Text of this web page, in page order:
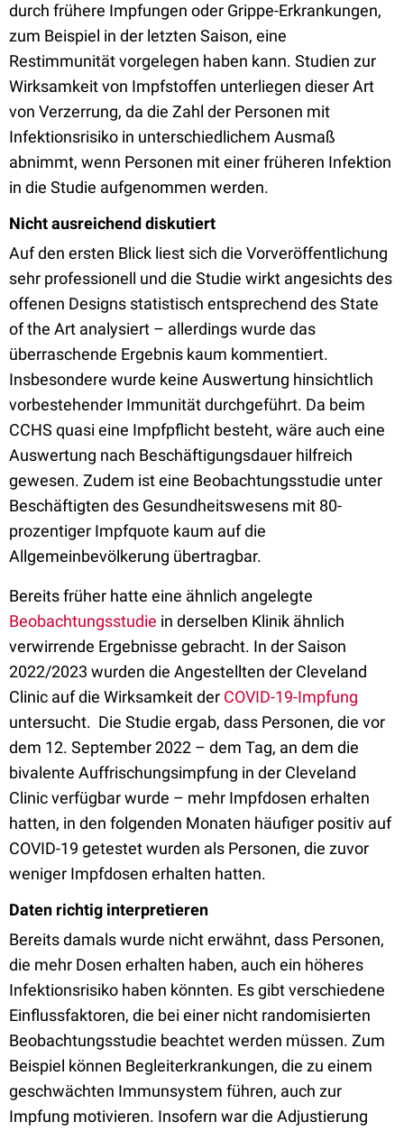
durch frühere Impfungen oder Grippe-Erkrankungen,
zum Beispiel in der letzten Saison, eine
Restimmunität vorgelegen haben kann. Studien zur
Wirksamkeit von Impfstoffen unterliegen dieser Art
von Verzerrung, da die Zahl der Personen mit
Infektionsrisiko in unterschiedlichem Ausmaß
abnimmt, wenn Personen mit einer früheren Infektion
in die Studie aufgenommen werden.
Nicht ausreichend diskutiert
Auf den ersten Blick liest sich die Vorveröffentlichung
sehr professionell und die Studie wirkt angesichts des
offenen Designs statistisch entsprechend des State
of the Art analysiert – allerdings wurde das
überraschende Ergebnis kaum kommentiert.
Insbesondere wurde keine Auswertung hinsichtlich
vorbestehender Immunität durchgeführt. Da beim
CCHS quasi eine Impfpflicht besteht, wäre auch eine
Auswertung nach Beschäftigungsdauer hilfreich
gewesen. Zudem ist eine Beobachtungsstudie unter
Beschäftigten des Gesundheitswesens mit 80-
prozentiger Impfquote kaum auf die
Allgemeinbevölkerung übertragbar.
Bereits früher hatte eine ähnlich angelegte
Beobachtungsstudie in derselben Klinik ähnlich
verwirrende Ergebnisse gebracht. In der Saison
2022/2023 wurden die Angestellten der Cleveland
Clinic auf die Wirksamkeit der COVID-19-Impfung
untersucht. Die Studie ergab, dass Personen, die vor
dem 12. September 2022 – dem Tag, an dem die
bivalente Auffrischungsimpfung in der Cleveland
Clinic verfügbar wurde – mehr Impfdosen erhalten
hatten, in den folgenden Monaten häufiger positiv auf
COVID-19 getestet wurden als Personen, die zuvor
weniger Impfdosen erhalten hatten.
Daten richtig interpretieren
Bereits damals wurde nicht erwähnt, dass Personen,
die mehr Dosen erhalten haben, auch ein höheres
Infektionsrisiko haben könnten. Es gibt verschiedene
Einflussfaktoren, die bei einer nicht randomisierten
Beobachtungsstudie beachtet werden müssen. Zum
Beispiel können Begleiterkrankungen, die zu einem
geschwächten Immunsystem führen, auch zur
Impfung motivieren. Insofern war die Adjustierung